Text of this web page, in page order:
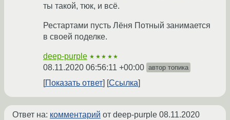
ты такой, тюк, и всё.
Рестартами пусть Лёня Потный занимается
в своей поделке.
deep-purple ★★★★★
08.11.2020 06:56:11 +00:00 автор топика
Показать ответ Ссылка
Ответ на: комментарий от deep-purple 08.11.2020